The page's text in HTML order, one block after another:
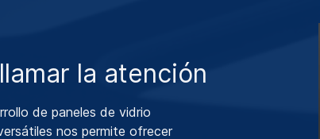
la atención
de paneles de vidrio
nos permite ofrecer